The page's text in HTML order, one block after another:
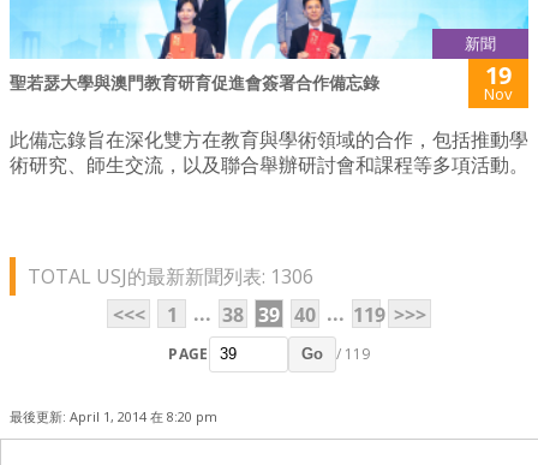
新聞
聖若瑟大學與澳門教育研育促進會簽署合作備忘錄 19
Nov
此備忘錄旨在深化雙方在教育與學術領域的合作，包括推動學
術研究、師生交流，以及聯合舉辦研討會和課程等多項活動。
TOTAL USJ的最新新聞列表: 1306
<<<
1 ... 38 39 40 ... 119 >>>
PAGE Go / 119
最後更新: April 1, 2014 在 8:20 pm